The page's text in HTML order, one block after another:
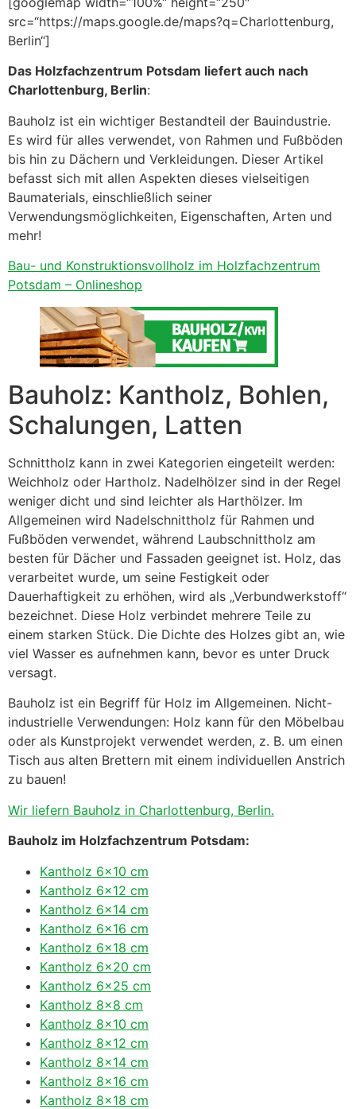
src=“https://maps.google.de/maps?q=Charlottenburg,
Berlin“]
Das Holzfachzentrum Potsdam liefert auch nach
Charlottenburg, Berlin:
Bauholz ist ein wichtiger Bestandteil der Bauindustrie.
Es wird für alles verwendet, von Rahmen und Fußböden
bis hin zu Dächern und Verkleidungen. Dieser Artikel
befasst sich mit allen Aspekten dieses vielseitigen
Baumaterials, einschließlich seiner
Verwendungsmöglichkeiten, Eigenschaften, Arten und
mehr!
Bau- und Konstruktionsvollholz im Holzfachzentrum
Potsdam – Onlineshop
Bauholz: Kantholz, Bohlen,
Schalungen, Latten
Schnittholz kann in zwei Kategorien eingeteilt werden:
Weichholz oder Hartholz. Nadelhölzer sind in der Regel
weniger dicht und sind leichter als Harthölzer. Im
Allgemeinen wird Nadelschnittholz für Rahmen und
Fußböden verwendet, während Laubschnittholz am
besten für Dächer und Fassaden geeignet ist. Holz, das
verarbeitet wurde, um seine Festigkeit oder
Dauerhaftigkeit zu erhöhen, wird als „Verbundwerkstoff“
bezeichnet. Diese Holz verbindet mehrere Teile zu
einem starken Stück. Die Dichte des Holzes gibt an, wie
viel Wasser es aufnehmen kann, bevor es unter Druck
versagt.
Bauholz ist ein Begriff für Holz im Allgemeinen. Nicht-
industrielle Verwendungen: Holz kann für den Möbelbau
oder als Kunstprojekt verwendet werden, z. B. um einen
Tisch aus alten Brettern mit einem individuellen Anstrich
zu bauen!
Wir liefern Bauholz in Charlottenburg, Berlin.
Bauholz im Holzfachzentrum Potsdam:
Kantholz 6×10 cm
Kantholz 6×12 cm
Kantholz 6×14 cm
Kantholz 6×16 cm
Kantholz 6×18 cm
Kantholz 6×20 cm
Kantholz 6×25 cm
Kantholz 8×8 cm
Kantholz 8×10 cm
Kantholz 8×12 cm
Kantholz 8×14 cm
Kantholz 8×16 cm
Kantholz 8×18 cm